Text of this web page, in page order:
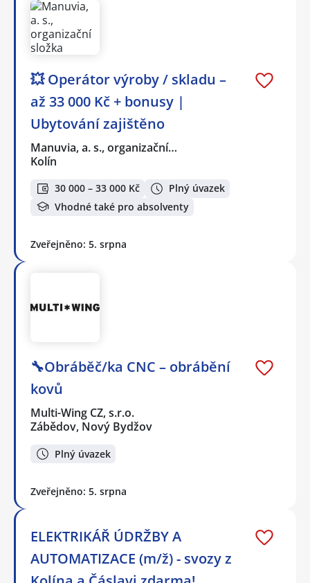
💥 Operátor výroby / skladu –
až 33 000 Kč + bonusy |
Ubytování zajištěno
Manuvia, a. s., organizační…
Kolín
30 000 – 33 000 Kč
Plný úvazek
Vhodné také pro absolventy
Zveřejněno: 5. srpna
🔧Obráběč/ka CNC – obrábění
kovů
Multi-Wing CZ, s.r.o.
Zábědov, Nový Bydžov
Plný úvazek
Zveřejněno: 5. srpna
ELEKTRIKÁŘ ÚDRŽBY A
AUTOMATIZACE (m/ž) - svozy z